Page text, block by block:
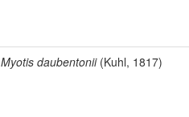
Myotis daubentonii(Kuhl, 1817)